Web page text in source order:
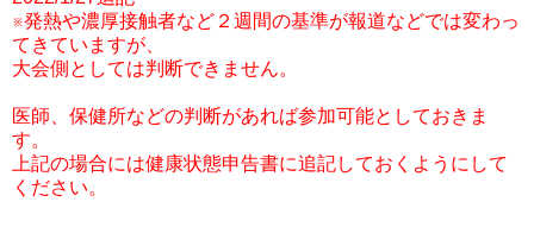
※発熱や濃厚接触者など２週間の基準が報道などでは変わっ
てきていますが、
大会側としては判断できません。
医師、保健所などの判断があれば参加可能としておきま
す。
上記の場合には健康状態申告書に追記しておくようにして
ください。